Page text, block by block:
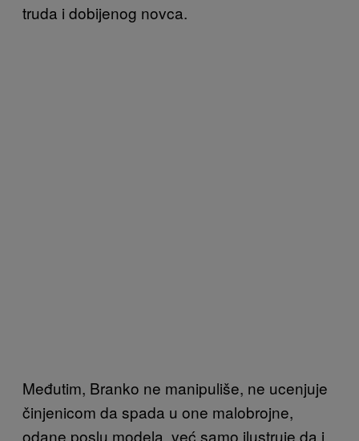
truda i dobijenog novca.
Međutim, Branko ne manipuliše, ne ucenjuje
činjenicom da spada u one malobrojne,
odane poslu modela, već samo ilustruje da i